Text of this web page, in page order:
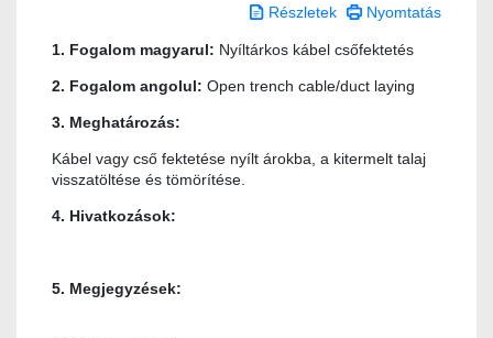
Részletek Nyomtatás
1. Fogalom magyarul: Nyíltárkos kábel csőfektetés
2. Fogalom angolul: Open trench cable/duct laying
3. Meghatározás:
Kábel vagy cső fektetése nyílt árokba, a kitermelt talaj
visszatöltése és tömörítése.
4. Hivatkozások:
5. Megjegyzések: